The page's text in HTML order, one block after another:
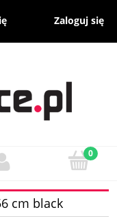
Zaloguj się
cm black